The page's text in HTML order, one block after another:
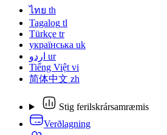
ไทย th
Tagalog tl
Türkçe tr
українська uk
اردو ur
Tiếng Việt vi
简体中文 zh
Stig ferilskrársamræmis
Verðlagning